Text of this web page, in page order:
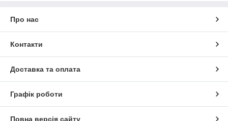
Про нас
Контакти
Доставка та оплата
Графік роботи
Повна версія сайту